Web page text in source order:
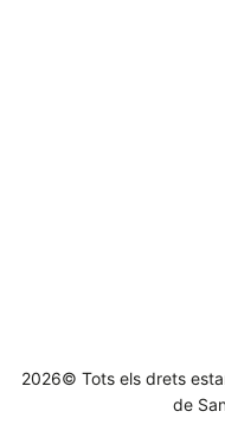
2026© Tots els drets
de